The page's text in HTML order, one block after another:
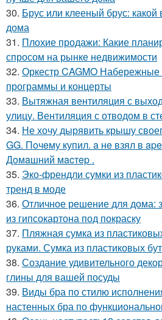
30. Брус или клееный брус:
дома
31. Плохие продажи: Какие
спросом на рынке недвижимости
32. Оркестр CAGMO
программы и концерты
33. Вытяжная вентиляция с
улицу. Вентиляция с отводом в
34. Не хочу дырявить крышу
GG. Пoчeму купил. a нe взял в
Дoмaшний мacтep .
35. Эко-френдли сумки из
тренд в моде
36. Отличное решение для дома:
из гипсокартона под покраску
37. Пляжная сумка из
руками. Сумка из пластиковых
38. Создание удивительного
глины для вашей посуды
39. Виды бра по стилю
настенных бра по